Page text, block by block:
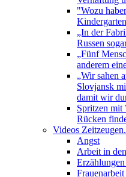
"Wozu
„In der
Russen
„Fünf
anderem
„Wir sahen
Slovjansk
damit wir
Spritzen mit
Rücken
Videos
Angst
Arbeit in